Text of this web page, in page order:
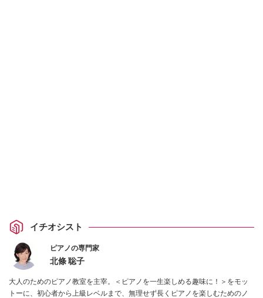
イチオシスト
ピアノの専門家
北條 聡子
大人のためのピアノ教室を主宰。＜ピアノを一生楽しめる趣味に！＞をモッ
トーに、初心者から上級レベルまで、無理せず長くピアノを楽しむためのノ